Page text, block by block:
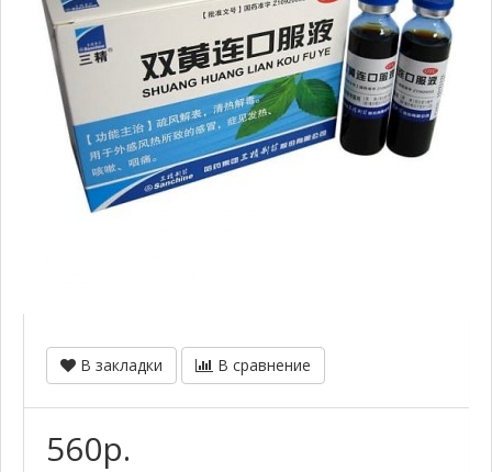
В закладки В сравнение
560р.